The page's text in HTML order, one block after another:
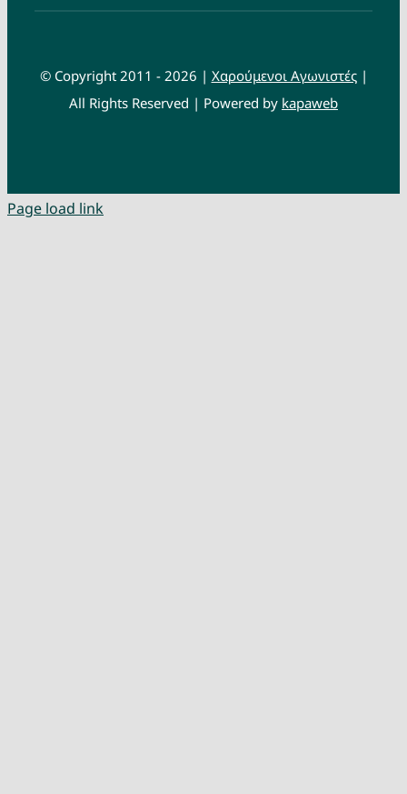
© Copyright 2011 - 2026 | Χαρούμενοι Αγωνιστές|
All Rights Reserved | Powered by kapaweb
Page load link